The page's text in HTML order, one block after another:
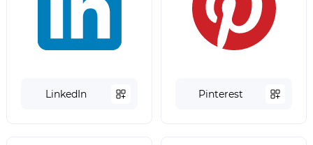
LinkedIn Pinterest